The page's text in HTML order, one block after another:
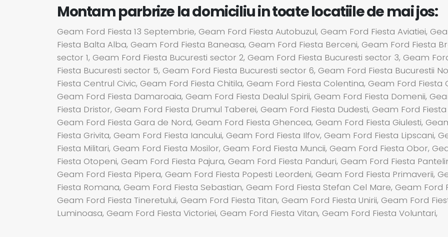
Montam parbrize la domiciliu in toate locatiile de mai jos:
Geam Ford Fiesta 13 Septembrie, Geam Ford Fiesta Autobuzul, Geam Ford Fiesta Aviatiei,
Fiesta Balta Alba, Geam Ford Fiesta Baneasa, Geam Ford Fiesta Berceni, Geam Ford Fiesta
sector 1, Geam Ford Fiesta Bucuresti sector 2, Geam Ford Fiesta Bucuresti sector 3, Geam
Fiesta Bucuresti sector 5, Geam Ford Fiesta Bucuresti sector 6, Geam Ford Fiesta Bucurestii
Fiesta Centrul Civic, Geam Ford Fiesta Chitila, Geam Ford Fiesta Colentina, Geam Ford
Geam Ford Fiesta Damaroaia, Geam Ford Fiesta Dealul Spirii, Geam Ford Fiesta Domenii,
Fiesta Dristor, Geam Ford Fiesta Drumul Taberei, Geam Ford Fiesta Dudesti, Geam Ford
Geam Ford Fiesta Gara de Nord, Geam Ford Fiesta Ghencea, Geam Ford Fiesta Giulesti,
Fiesta Grivita, Geam Ford Fiesta Iancului, Geam Ford Fiesta Ilfov, Geam Ford Fiesta Lipscani,
Fiesta Militari, Geam Ford Fiesta Mosilor, Geam Ford Fiesta Muncii, Geam Ford Fiesta Obor,
Fiesta Otopeni, Geam Ford Fiesta Pajura, Geam Ford Fiesta Panduri, Geam Ford Fiesta
Geam Ford Fiesta Pipera, Geam Ford Fiesta Popesti Leordeni, Geam Ford Fiesta Primaverii,
Fiesta Romana, Geam Ford Fiesta Sebastian, Geam Ford Fiesta Stefan Cel Mare, Geam Ford
Geam Ford Fiesta Tineretului, Geam Ford Fiesta Titan, Geam Ford Fiesta Unirii, Geam Ford
Luminoasa, Geam Ford Fiesta Victoriei, Geam Ford Fiesta Vitan, Geam Ford Fiesta Voluntari,